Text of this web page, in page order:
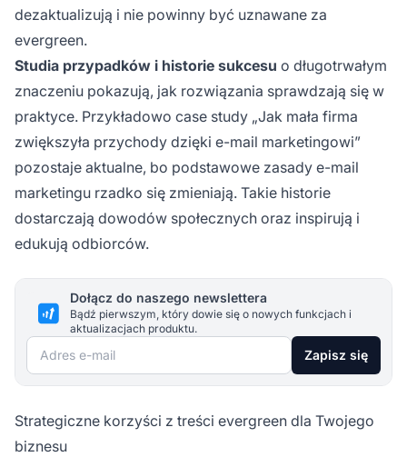
dezaktualizują i nie powinny być uznawane za
evergreen.
Studia przypadków i historie sukcesu o długotrwałym
znaczeniu pokazują, jak rozwiązania sprawdzają się w
praktyce. Przykładowo case study „Jak mała firma
zwiększyła przychody dzięki e-mail marketingowi”
pozostaje aktualne, bo podstawowe zasady e-mail
marketingu rzadko się zmieniają. Takie historie
dostarczają dowodów społecznych oraz inspirują i
edukują odbiorców.
Dołącz do naszego newslettera
Bądź pierwszym, który dowie się o nowych funkcjach i
aktualizacjach produktu.
Adres e-mail Zapisz się
Strategiczne korzyści z treści evergreen dla Twojego
biznesu